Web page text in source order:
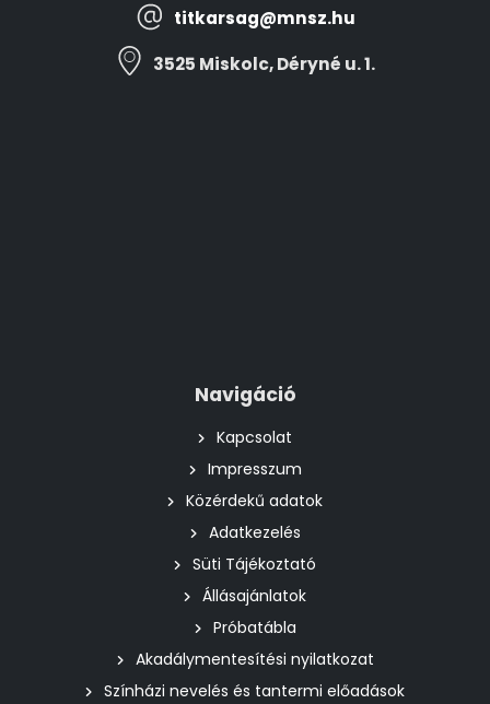
titkarsag@mnsz.hu
3525 Miskolc, Déryné u. 1.
Navigáció
Kapcsolat
Impresszum
Közérdekű adatok
Adatkezelés
Süti Tájékoztató
Állásajánlatok
Próbatábla
Akadálymentesítési nyilatkozat
Színházi nevelés és tantermi előadások